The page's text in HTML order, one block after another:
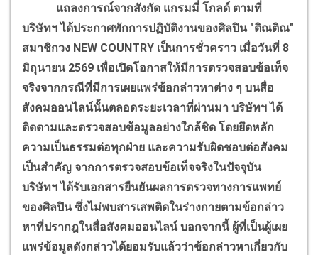
แถลงการณ์จากสังกัด แกรมมี่ โกลด์ ตามที่
บริษัทฯ ได้ประกาศพักการปฏิบัติงานของศิลปิน "ติณติณ"
สมาชิกวง NEW COUNTRY เป็นการชั่วคราว เมื่อวันที่ 8
มิถุนายน 2569 เพื่อเปิดโอกาสให้มีการตรวจสอบข้อเท็จ
จริงจากกรณีที่มีการเผยแพร่ข้อกล่าวหาต่าง ๆ บนสื่อ
สังคมออนไลน์นั้นตลอดระยะเวลาที่ผ่านมา บริษัทฯ ได้
ติดตามและตรวจสอบข้อมูลอย่างใกล้ชิด โดยยึดหลัก
ความเป็นธรรมต่อทุกฝ่าย และความรับผิดชอบต่อสังคม
เป็นสำคัญ จากการตรวจสอบข้อเท็จจริงในปัจจุบัน
บริษัทฯ ได้รับเอกสารยืนยันผลการตรวจทางการแพทย์
ของศิลปิน ซึ่งไม่พบสารเสพติดในร่างกายตามข้อกล่าว
หาที่ปรากฎในสื่อสังคมออนไลน์ บอกจากนี้ ผู้ที่เป็นผู้เผย
แพร่ข้อมูลดังกล่าวได้ยอมรับแล้วว่าข้อกล่าวหาเกี่ยวกับ